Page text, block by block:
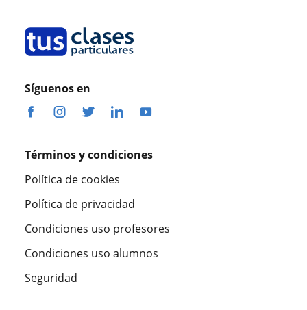
Síguenos en
Términos y condiciones
Política de cookies
Política de privacidad
Condiciones uso profesores
Condiciones uso alumnos
Seguridad